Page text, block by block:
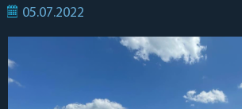
05.07.2022